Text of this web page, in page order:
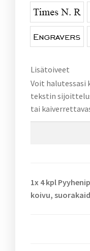
Lisätoiveet
Voit halutessasi
tekstin
tai
1x 4 kpl
koivu,